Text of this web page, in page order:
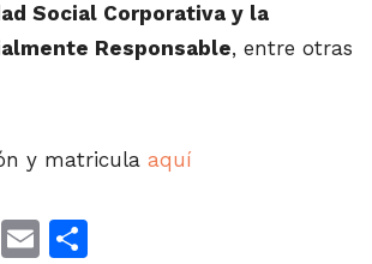
Social Corporativa y la
Responsable, entre otras
y matricula aquí
WhatsApp
Email